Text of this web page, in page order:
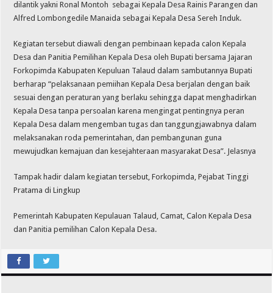
dilantik yakni Ronal Montoh sebagai Kepala Desa Rainis Parangen dan
Alfred Lombongedile Manaida sebagai Kepala Desa Sereh Induk.
Kegiatan tersebut diawali dengan pembinaan kepada calon Kepala
Desa dan Panitia Pemilihan Kepala Desa oleh Bupati bersama Jajaran
Forkopimda Kabupaten Kepuluan Talaud dalam sambutannya Bupati
berharap “pelaksanaan pemiihan Kepala Desa berjalan dengan baik
sesuai dengan peraturan yang berlaku sehingga dapat menghadirkan
Kepala Desa tanpa persoalan karena mengingat pentingnya peran
Kepala Desa dalam mengemban tugas dan tanggungjawabnya dalam
melaksanakan roda pemerintahan, dan pembangunan guna
mewujudkan kemajuan dan kesejahteraan masyarakat Desa”. Jelasnya
Tampak hadir dalam kegiatan tersebut, Forkopimda, Pejabat Tinggi
Pratama di Lingkup
Pemerintah Kabupaten Kepulauan Talaud, Camat, Calon Kepala Desa
dan Panitia pemilihan Calon Kepala Desa.